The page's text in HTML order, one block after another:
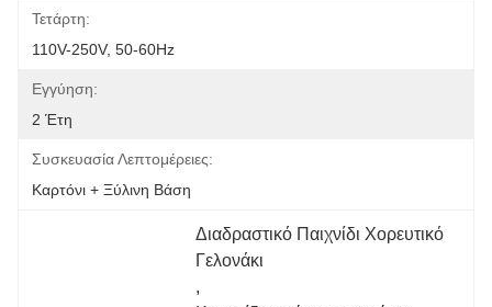
Τετάρτη:
110V-250V, 50-60Hz
Εγγύηση:
2 Έτη
Συσκευασία Λεπτομέρειες:
Καρτόνι + Ξύλινη Βάση
Διαδραστικό Παιχνίδι Χορευτικό
Γελονάκι
,